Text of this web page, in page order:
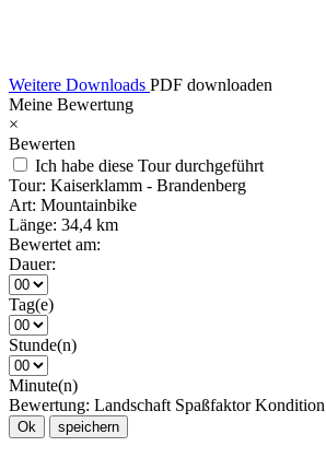
Weitere Downloads PDF downloaden
Meine Bewertung
×
Bewerten
Ich habe diese Tour durchgeführt
Tour: Kaiserklamm - Brandenberg
Art: Mountainbike
Länge: 34,4 km
Bewertet am:
Dauer:
Tag(e)
Stunde(n)
Minute(n)
Bewertung: Landschaft Spaßfaktor Kondition
Ok speichern